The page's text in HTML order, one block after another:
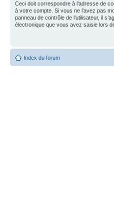
Ceci doit correspondre à l’adresse de
à votre compte. Si vous ne l’avez pas
panneau de contrôle de l’utilisateur, il
électronique que vous avez saisie lors
Index du forum